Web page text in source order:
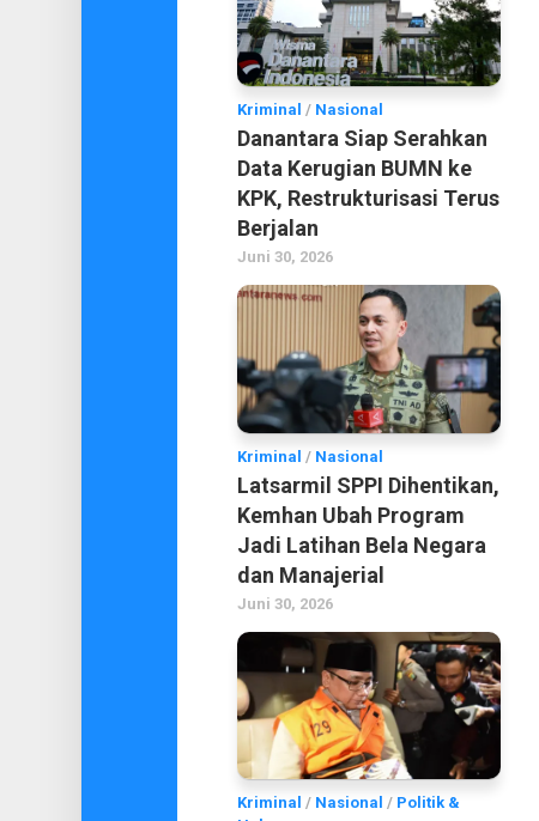
Kriminal / Nasional
Danantara Siap Serahkan
Data Kerugian BUMN ke
KPK, Restrukturisasi Terus
Berjalan
Juni 30, 2026
Kriminal / Nasional
Latsarmil SPPI Dihentikan,
Kemhan Ubah Program
Jadi Latihan Bela Negara
dan Manajerial
Juni 30, 2026
Kriminal / Nasional / Politik &